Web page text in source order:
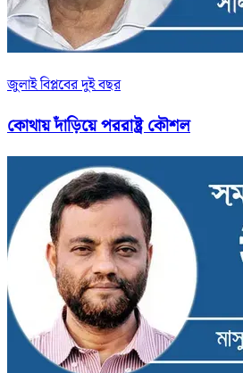
জুলাই বিপ্লবের দুই বছর
কোথায় দাঁড়িয়ে পররাষ্ট্র কৌশল